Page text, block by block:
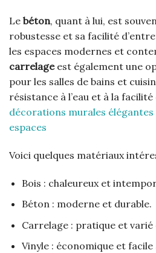
Le béton, quant à lui, est
robustesse et sa facilité
les espaces modernes et
carrelageest également une
pour les salles de bains et
résistance à l’eau et à la
décorations murales
espaces
Voici quelques matériaux
Bois : chaleureux et
Béton : moderne et durable.
Carrelage : pratique et varié
Vinyle : économique et facile